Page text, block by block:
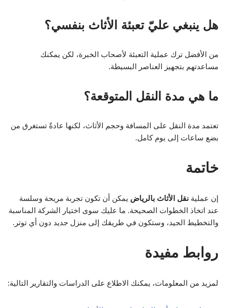
هل ينبغي عليّ تعبئة الأثاث بنفسي؟
من الأفضل ترك عملية التعبئة لأصحاب الخبرة، لكن يمكنك
مساعدتهم بتجهيز العناصر البسيطة.
ما هي مدة النقل المتوقعة؟
تعتمد مدة النقل على المسافة وحجم الأثاث، لكنها عادةً تستغرق من
بضع ساعات إلى يوم كامل.
خاتمة
إن عملية نقل الأثاث بالرياض يمكن أن تكون تجربة مريحة وسلسة
عند اتخاذ الخطوات الصحيحة. ما عليك سوى اختيار الشركة المناسبة
والتخطيط الجيد، وستكون في طريقك إلى منزل جديد دون أي توتر.
روابط مفيدة
لمزيد من المعلومات، يمكنك الاطلاع على الدراسات والتقارير التالية: